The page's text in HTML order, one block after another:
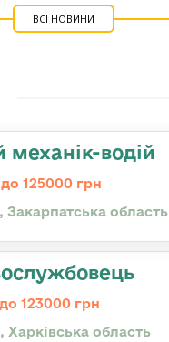
ВСІ НОВИНИ
водій
125000 грн
Закарпатська область
123000 грн
Харківська область